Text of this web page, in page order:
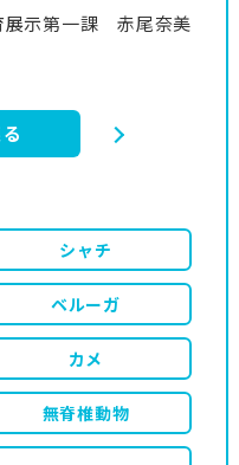
展示第一課 赤尾奈美
シャチ
ベルーガ
カメ
無脊椎動物